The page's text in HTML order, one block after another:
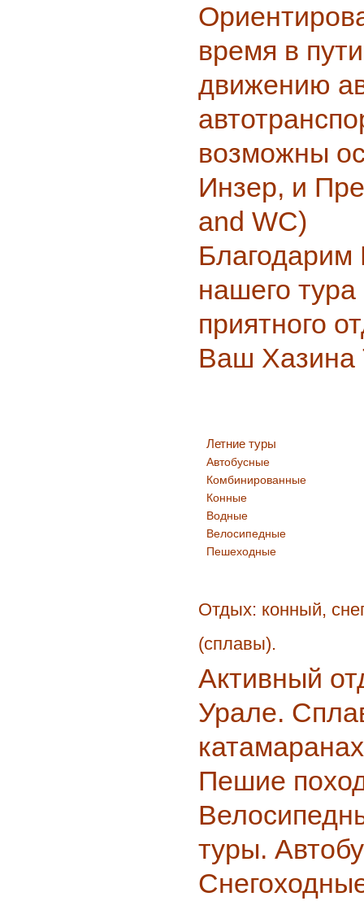
время в
движению
возможны
Инзер, и
and WC)
Благодарим
нашего
приятного
Ваш Хазина
Летние туры
Автобусные
Комбинированные
Конные
Водные
Велосипедные
Пешеходные
Отдых: конный,
(сплавы).
Активный
Урале.
Пешие
туры.